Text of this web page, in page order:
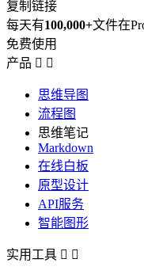
复制链接
每天有100,000+文件在
免费使用
产品  
思维导图
流程图
思维笔记
Markdown
在线白板
原型设计
API服务
智能图形
实用工具  